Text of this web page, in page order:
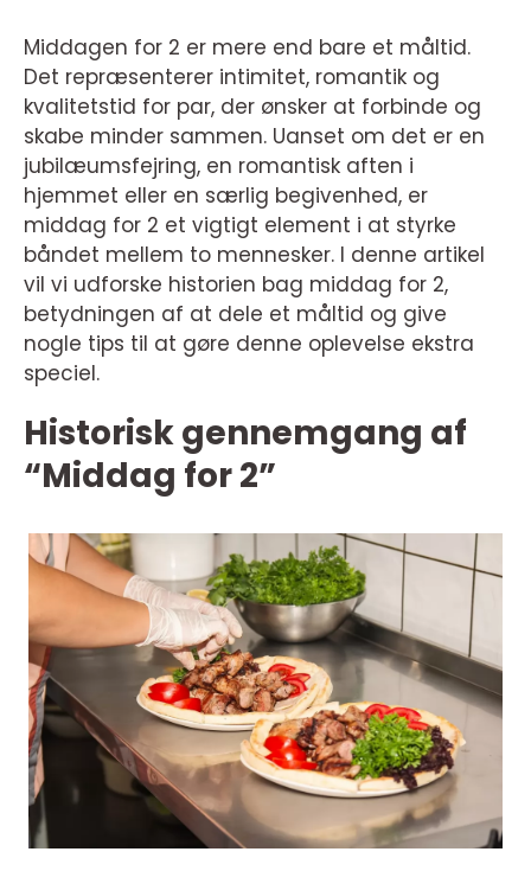
Middagen for 2 er mere end bare et måltid.
Det repræsenterer intimitet, romantik og
kvalitetstid for par, der ønsker at forbinde og
skabe minder sammen. Uanset om det er en
jubilæumsfejring, en romantisk aften i
hjemmet eller en særlig begivenhed, er
middag for 2 et vigtigt element i at styrke
båndet mellem to mennesker. I denne artikel
vil vi udforske historien bag middag for 2,
betydningen af at dele et måltid og give
nogle tips til at gøre denne oplevelse ekstra
speciel.
Historisk gennemgang af
“Middag for 2”